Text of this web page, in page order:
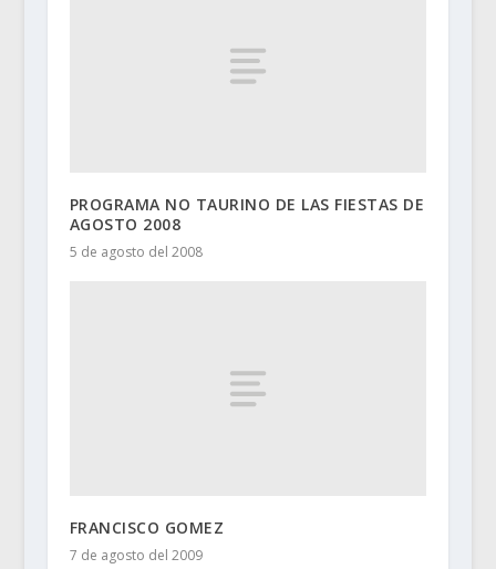
PROGRAMA NO TAURINO DE LAS FIESTAS DE
AGOSTO 2008
5 de agosto del 2008
FRANCISCO GOMEZ
7 de agosto del 2009